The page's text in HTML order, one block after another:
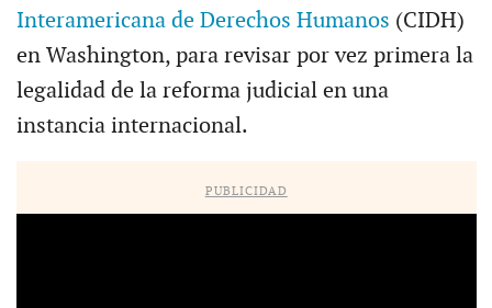
Interamericana de Derechos Humanos (CIDH)
en Washington, para revisar por vez primera la
legalidad de la reforma judicial en una
instancia internacional.
PUBLICIDAD